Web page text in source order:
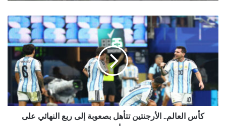
كأس
العالم..
الأرجنتين
تتأهل
بصعوبة
النهائي
على
حسابكأس العالم.. الأرجنتين تتأهل بصعوبة إلى ربع النهائي على